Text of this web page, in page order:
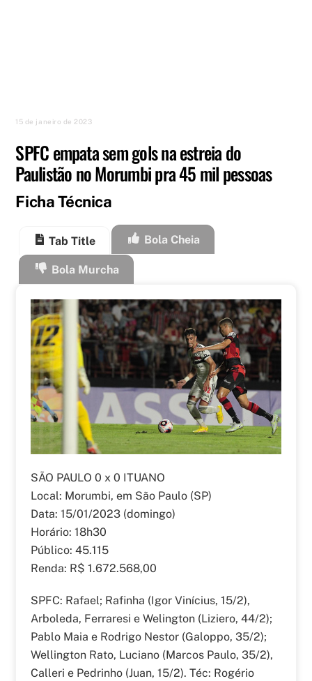
15 de janeiro de 2023
SPFC empata sem gols na estreia do
Paulistão no Morumbi pra 45 mil pessoas
Ficha Técnica
Tab Title Bola Cheia
Bola Murcha
SÃO PAULO 0 x 0 ITUANO
Local: Morumbi, em São Paulo (SP)
Data: 15/01/2023 (domingo)
Horário: 18h30
Público: 45.115
Renda: R$ 1.672.568,00
SPFC: Rafael; Rafinha (Igor Vinícius, 15/2),
Arboleda, Ferraresi e Welington (Liziero, 44/2);
Pablo Maia e Rodrigo Nestor (Galoppo, 35/2);
Wellington Rato, Luciano (Marcos Paulo, 35/2),
Calleri e Pedrinho (Juan, 15/2). Téc: Rogério